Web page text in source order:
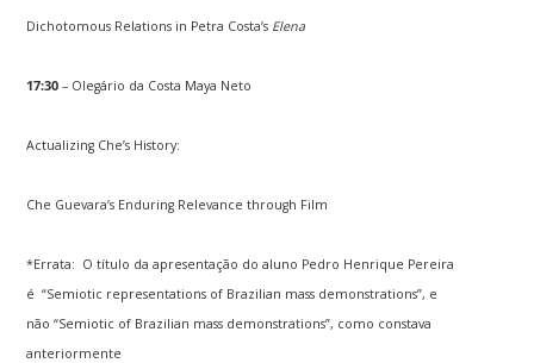
Dichotomous Relations in Petra Costa’s Elena
17:30 – Olegário da Costa Maya Neto
Actualizing Che’s History:
Che Guevara’s Enduring Relevance through Film
*Errata: O título da apresentação do aluno Pedro Henrique Pereira
é “Semiotic representations of Brazilian mass demonstrations”, e
não “Semiotic of Brazilian mass demonstrations”, como constava
anteriormente